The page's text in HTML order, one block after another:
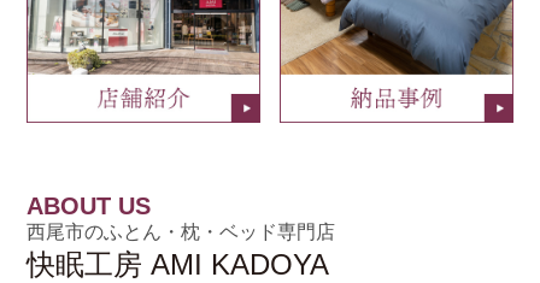
ABOUT US
西尾市のふとん・枕・ベッド専門店
快眠工房 AMI KADOYA